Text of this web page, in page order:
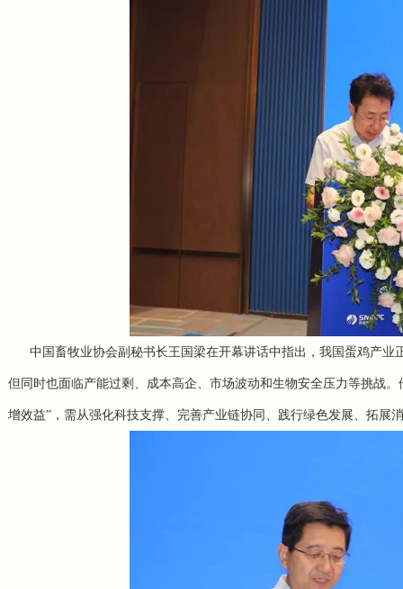
中国畜牧业协会副秘书长王国梁在开幕讲话中指出，我国蛋鸡产业
但同时也面临产能过剩、成本高企、市场波动和生物安全压力等挑战
增效益”，需从强化科技支撑、完善产业链协同、践行绿色发展、拓展